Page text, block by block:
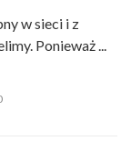
w sieci i z
Ponieważ ...